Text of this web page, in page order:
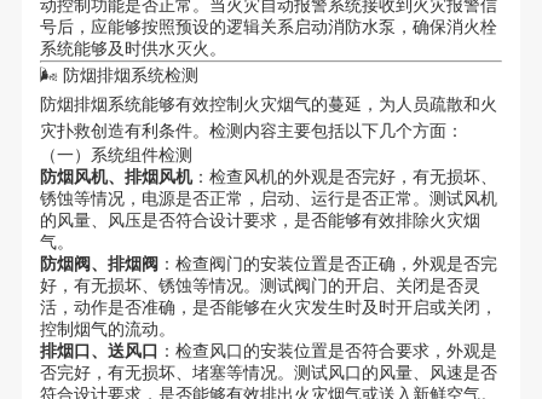
动控制功能是否正常。当火灾自动报警系统接收到火灾报警信
号后，应能够按照预设的逻辑关系启动消防水泵，确保消火栓
系统能够及时供水灭火。
🌬️ 防烟排烟系统检测
防烟排烟系统能够有效控制火灾烟气的蔓延，为人员疏散和火
灾扑救创造有利条件。检测内容主要包括以下几个方面：
（一）系统组件检测
防烟风机、排烟风机：检查风机的外观是否完好，有无损坏、
锈蚀等情况，电源是否正常，启动、运行是否正常。测试风机
的风量、风压是否符合设计要求，是否能够有效排除火灾烟
气。
防烟阀、排烟阀 ：检查阀门的安装位置是否正确，外观是否完
好，有无损坏、锈蚀等情况。测试阀门的开启、关闭是否灵
活，动作是否准确，是否能够在火灾发生时及时开启或关闭，
控制烟气的流动。
排烟口、送风口 ：检查风口的安装位置是否符合要求，外观是
否完好，有无损坏、堵塞等情况。测试风口的风量、风速是否
符合设计要求，是否能够有效排出火灾烟气或送入新鲜空气。